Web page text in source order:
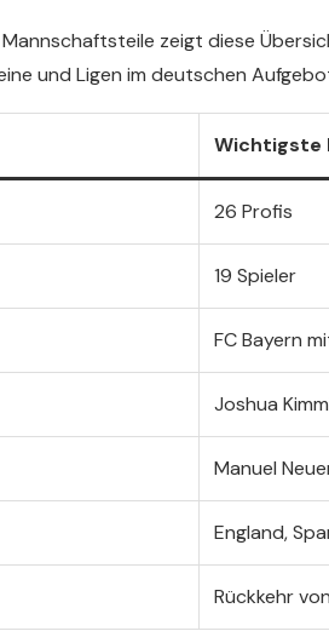
zeigt diese
und Ligen im deutschen
Wichtigste
26 Profis
19 Spieler
FC Bayern
Joshua
Manuel
England,
Rückkehr